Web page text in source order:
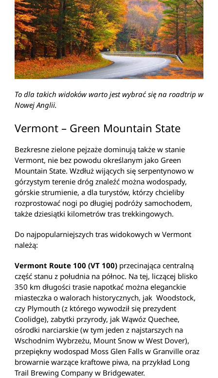
To dla takich widoków warto jest wybrać się na roadtrip w
Nowej Anglii.
Vermont – Green Mountain State
Bezkresne zielone pejzaże dominują także w stanie
Vermont, nie bez powodu określanym jako Green
Mountain State. Wzdłuż wijących się serpentynowo w
górzystym terenie dróg znaleźć można wodospady,
górskie strumienie, a dla turystów, którzy chcieliby
rozprostować nogi po długiej podróży samochodem,
także dziesiątki kilometrów tras trekkingowych.
Do najpopularniejszych tras widokowych w Vermont
należą:
Vermont Route 100 (VT 100) przecinająca centralną
część stanu z południa na północ. Na tej, liczącej blisko
350 km długości trasie napotkać można eleganckie
miasteczka o walorach historycznych, jak Woodstock,
czy Plymouth (z którego wywodził się prezydent
Coolidge), zabytki przyrody, jak Wąwóz Quechee,
ośrodki narciarskie (w tym jeden z najstarszych na
Wschodnim Wybrzeżu, Mount Snow w West Dover),
przepiękny wodospad Moss Glen Falls w Granville oraz
browarnie warzące kraftowe piwa, na przykład Long
Trail Brewing Company w Bridgewater.